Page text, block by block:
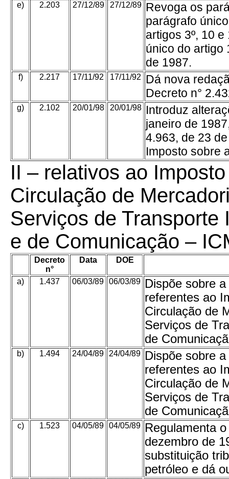
e) 2.203 27/12/89 27/12/89 Revoga os
parágrafo
artigos 3º, 10
único do artigo
de 1987.
f) 2.217 17/11/92 17/11/92
Dá nova
Decreto n°
g) 2.102 20/01/98 20/01/98
Introduz
janeiro de
4.963, de 23
Imposto sobre
II – relativos ao
Circulação de
Serviços de
e de Comunicação –
Decreto
n°
Data DOE
a) 1.437 06/03/89 06/03/89 Dispõe sobre
referentes ao
Circulação de
Serviços de
de
b) 1.494 24/04/89 24/04/89 Dispõe sobre
referentes ao
Circulação de
Serviços de
de
c) 1.523 04/05/89 04/05/89 Regulamenta
dezembro de
substituição
petróleo e dá